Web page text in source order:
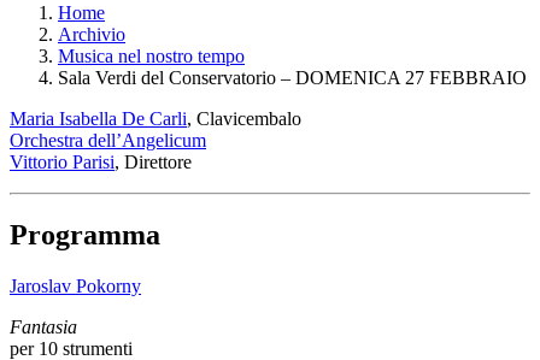
Home
Archivio
Musica nel nostro tempo
Sala Verdi del Conservatorio – DOMENICA 27 FEBBRAIO
Maria Isabella De Carli, Clavicembalo
Orchestra dell’Angelicum
Vittorio Parisi, Direttore
Programma
Jaroslav Pokorny
Fantasia
per 10 strumenti